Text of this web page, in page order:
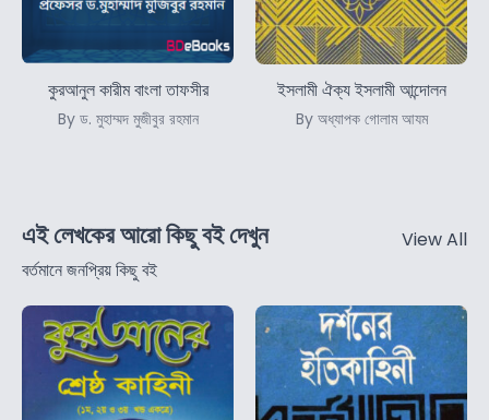
কুরআনুল কারীম বাংলা তাফসীর
By ড. মুহাম্মদ মুজীবুর রহমান
ইসলামী ঐক্য ইসলামী আন্দোলন
By অধ্যাপক গোলাম আযম
এই লেখকের আরো কিছু বই দেখুন
বর্তমানে জনপ্রিয় কিছু বই
View All